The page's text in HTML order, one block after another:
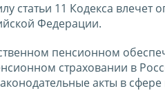
статьи 11 Кодекса влечет
Федерации.
пенсионном
страховании в
акты в